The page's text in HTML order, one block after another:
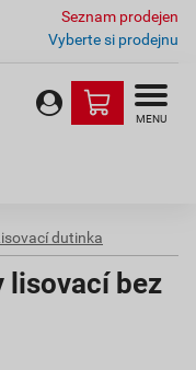
Seznam prodejen
Vyberte si prodejnu
MENU
dutinka
lisovací bez